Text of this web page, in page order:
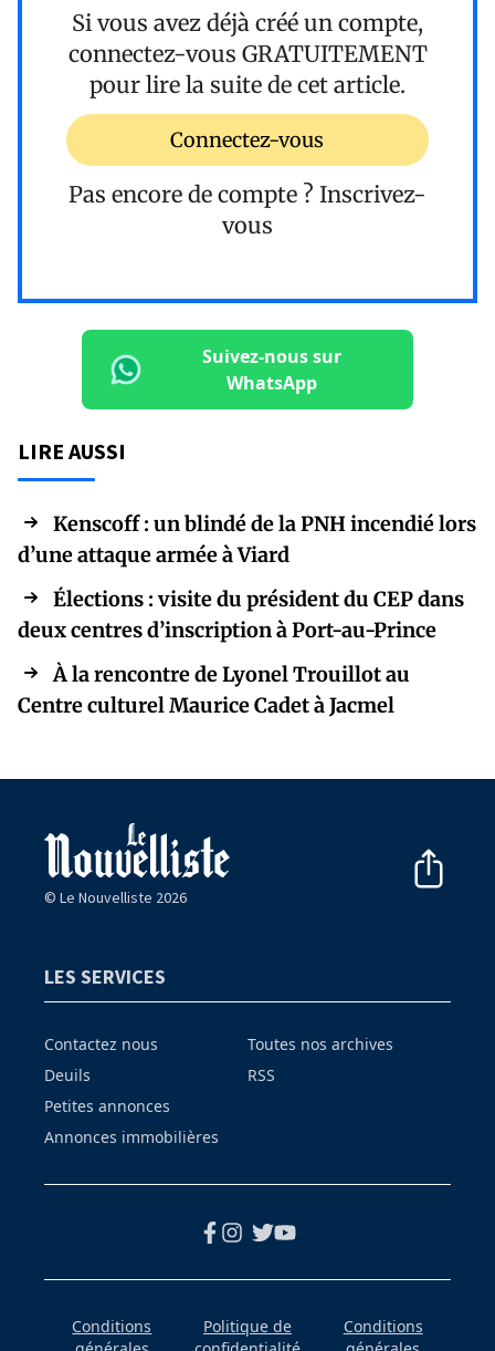
Si vous avez déjà créé un compte,
connectez-vous GRATUITEMENT
pour lire la suite de cet article.
Connectez-vous
Pas encore de compte ? Inscrivez-
vous
Suivez-nous sur
WhatsApp
LIRE AUSSI
Kenscoff : un blindé de la PNH incendié lors
d’une attaque armée à Viard
Élections : visite du président du CEP dans
deux centres d’inscription à Port-au-Prince
À la rencontre de Lyonel Trouillot au
Centre culturel Maurice Cadet à Jacmel
© Le Nouvelliste 2026
LES SERVICES
Contactez nous
Deuils
Petites annonces
Annonces immobilières
Toutes nos archives
RSS
Conditions
Politique de
Conditions